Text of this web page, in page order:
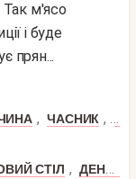
Так м'ясо
і буде
прян...
, ЧАСНИК ,
СТІЛ , ДЕНЬ НАРОДЖЕННЯ